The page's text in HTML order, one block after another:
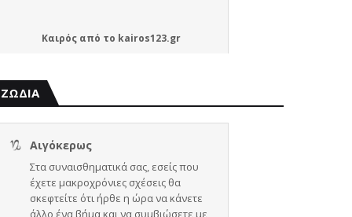
Καιρόςαπό το kairos123.gr
ΖΩΔΙΑ